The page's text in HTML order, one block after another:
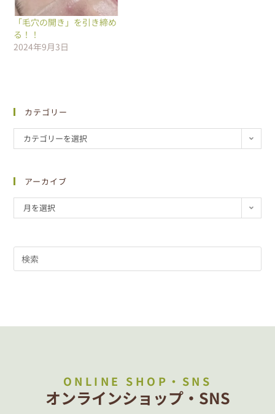
「毛穴の開き」を引き締め
る！！
2024年9月3日
カテゴリー
カテゴリーを選択
アーカイブ
月を選択
ONLINE SHOP・SNS
オンラインショップ・SNS